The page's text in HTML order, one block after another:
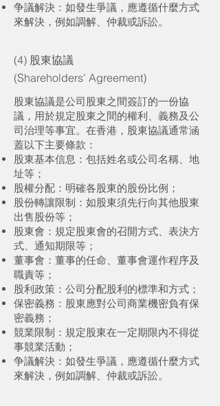
争議解決：如發生爭議，應遵循什麼方式
來解決，例如調解、仲裁或訴訟。
(4) 股東協議
(Shareholders' Agreement)
股東協議是公司股東之間簽訂的一份協
議，用於規定股東之間的權利、義務及公
司治理等事宜。在香港，股東協議通常涵
蓋以下主要條款：
股東基本信息：包括姓名或公司名稱、地
址等；
股權分配：明確各股東的股份比例；
股份轉讓限制：如股東須先行向其他股東
出售股份等；
股東會：規定股東會的召開方式、表決方
式、通知期限等；
董事會：董事的任命、董事會運作程序及
職責等；
股利政策：公司分配股利的標準和方式；
保密義務：股東應對公司商業機密負有保
密義務；
競業限制：規定股東在一定期限內不得從
事競業活動；
争議解決：如發生爭議，應遵循什麼方式
來解決，例如調解、仲裁或訴訟。